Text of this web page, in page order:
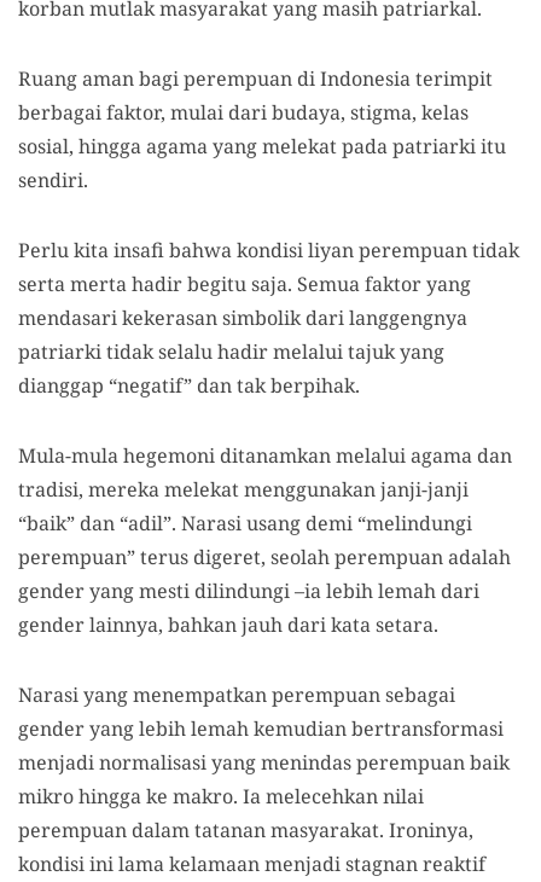
korban mutlak masyarakat yang masih patriarkal.
Ruang aman bagi perempuan di Indonesia terimpit
berbagai faktor, mulai dari budaya, stigma, kelas
sosial, hingga agama yang melekat pada patriarki itu
sendiri.
Perlu kita insafi bahwa kondisi liyan perempuan tidak
serta merta hadir begitu saja. Semua faktor yang
mendasari kekerasan simbolik dari langgengnya
patriarki tidak selalu hadir melalui tajuk yang
dianggap “negatif” dan tak berpihak.
Mula-mula hegemoni ditanamkan melalui agama dan
tradisi, mereka melekat menggunakan janji-janji
“baik” dan “adil”. Narasi usang demi “melindungi
perempuan” terus digeret, seolah perempuan adalah
gender yang mesti dilindungi –ia lebih lemah dari
gender lainnya, bahkan jauh dari kata setara.
Narasi yang menempatkan perempuan sebagai
gender yang lebih lemah kemudian bertransformasi
menjadi normalisasi yang menindas perempuan baik
mikro hingga ke makro. Ia melecehkan nilai
perempuan dalam tatanan masyarakat. Ironinya,
kondisi ini lama kelamaan menjadi stagnan reaktif